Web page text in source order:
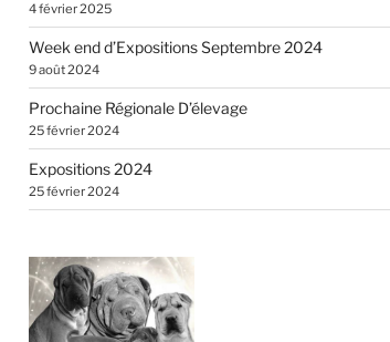
4 février 2025
Week end d’Expositions Septembre 2024
9 août 2024
Prochaine Régionale D’élevage
25 février 2024
Expositions 2024
25 février 2024